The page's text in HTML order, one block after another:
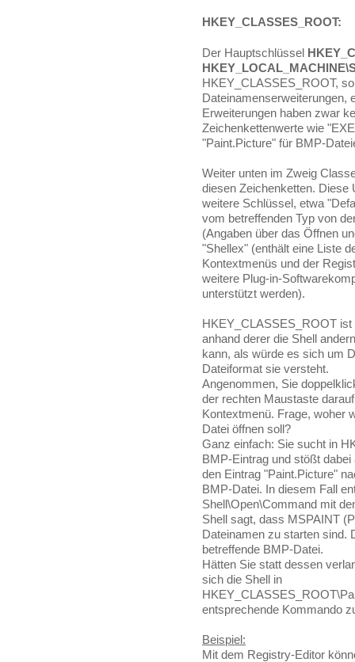
HKEY_CLASSES_ROOT:
Der Hauptschlüssel
HKEY_CLASSES_ROOT,
Dateinamenserweiterungen,
Erweiterungen haben zwar
Zeichenkettenwerte wie
"Paint.Picture" für BMP-
Weiter unten im Zweig
diesen Zeichenketten. Diese
weitere Schlüssel, etwa
vom betreffenden Typ von
(Angaben über das Öffnen
"Shellex" (enthält eine Liste
Kontextmenüs und der
weitere Plug-in-
unterstützt werden).
HKEY_CLASSES_ROOT
anhand derer die Shell
kann, als würde es sich um
Dateiformat sie versteht.
Angenommen, Sie
der rechten Maustaste
Kontextmenü. Frage, woher
Datei öffnen soll?
Ganz einfach: Sie sucht in
BMP-Eintrag und stößt
den Eintrag "Paint.Picture"
BMP-Datei. In diesem Fall
Shell\Open\Command mit
Shell sagt, dass MSPAINT
Dateinamen zu starten sind.
betreffende BMP-Datei.
Hätten Sie statt dessen
sich die Shell in
entsprechende Kommando
Beispiel:
Mit dem Registry-Editor